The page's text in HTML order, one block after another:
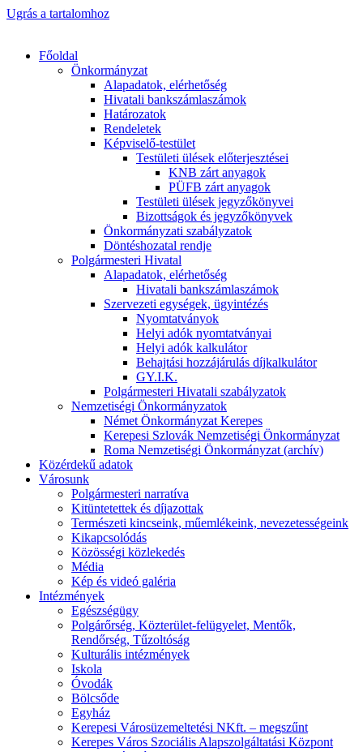
Ugrás a tartalomhoz
Főoldal
Önkormányzat
Alapadatok, elérhetőség
Hivatali bankszámlaszámok
Határozatok
Rendeletek
Képviselő-testület
Testületi ülések előterjesztései
KNB zárt anyagok
PÜFB zárt anyagok
Testületi ülések jegyzőkönyvei
Bizottságok és jegyzőkönyvek
Önkormányzati szabályzatok
Döntéshozatal rendje
Polgármesteri Hivatal
Alapadatok, elérhetőség
Hivatali bankszámlaszámok
Szervezeti egységek, ügyintézés
Nyomtatványok
Helyi adók nyomtatványai
Helyi adók kalkulátor
Behajtási hozzájárulás díjkalkulátor
GY.I.K.
Polgármesteri Hivatali szabályzatok
Nemzetiségi Önkormányzatok
Német Önkormányzat Kerepes
Kerepesi Szlovák Nemzetiségi Önkormányzat
Roma Nemzetiségi Önkormányzat (archív)
Közérdekű adatok
Városunk
Polgármesteri narratíva
Kitüntetettek és díjazottak
Természeti kincseink, műemlékeink, nevezetességeink
Kikapcsolódás
Közösségi közlekedés
Média
Kép és videó galéria
Intézmények
Egészségügy
Polgárőrség, Közterület-felügyelet, Mentők,
Rendőrség, Tűzoltóság
Kulturális intézmények
Iskola
Óvodák
Bölcsőde
Egyház
Kerepesi Városüzemeltetési NKft. – megszűnt
Kerepes Város Szociális Alapszolgáltatási Központ